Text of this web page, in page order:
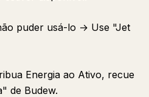
puder usá-lo → Use "Jet
Energia ao Ativo, recue
de Budew.